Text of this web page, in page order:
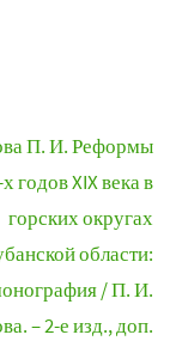
П. И. Реформы
годов XIX века в
горских округах
области:
/ П. И.
– 2-е изд., доп.